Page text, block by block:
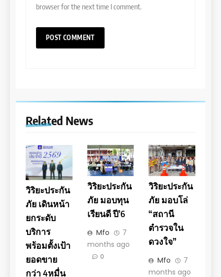
browser for the next time I comment.
Related News
วิริยะประกัน
ภัย เดินหน้า
ยกระดับ
บริการ
พร้อมตั้งเป้า
ยอดขาย
กว่า 4หมื่น
วิริยะประกัน
ภัย มอบทุน
เรียนดี ปี’6
Mfo
7
months ago
0
วิริยะประกัน
ภัย มอบโล่
“สถานี
ตำรวจใน
ดวงใจ”
Mfo
7
months ago